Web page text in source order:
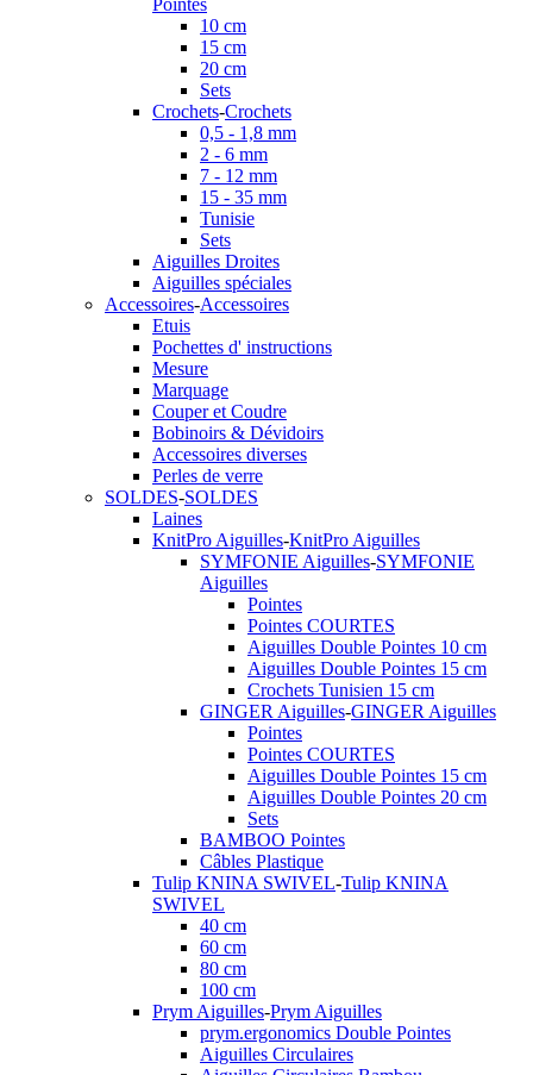
Pointes
10 cm
15 cm
20 cm
Sets
Crochets-Crochets
0,5 - 1,8 mm
2 - 6 mm
7 - 12 mm
15 - 35 mm
Tunisie
Sets
Aiguilles Droites
Aiguilles spéciales
Accessoires-Accessoires
Etuis
Pochettes d' instructions
Mesure
Marquage
Couper et Coudre
Bobinoirs & Dévidoirs
Accessoires diverses
Perles de verre
SOLDES-SOLDES
Laines
KnitPro Aiguilles-KnitPro Aiguilles
SYMFONIE Aiguilles-SYMFONIE
Aiguilles
Pointes
Pointes COURTES
Aiguilles Double Pointes 10 cm
Aiguilles Double Pointes 15 cm
Crochets Tunisien 15 cm
GINGER Aiguilles-GINGER Aiguilles
Pointes
Pointes COURTES
Aiguilles Double Pointes 15 cm
Aiguilles Double Pointes 20 cm
Sets
BAMBOO Pointes
Câbles Plastique
Tulip KNINA SWIVEL-Tulip KNINA
SWIVEL
40 cm
60 cm
80 cm
100 cm
Prym Aiguilles-Prym Aiguilles
prym.ergonomics Double Pointes
Aiguilles Circulaires